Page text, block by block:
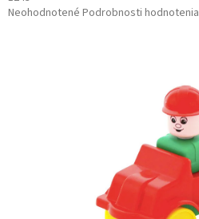
Priemerné
Neohodnotené Podrobnosti hodnotenia